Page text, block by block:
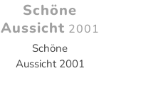
Schöne
Aussicht 2001
Schöne
Aussicht 2001